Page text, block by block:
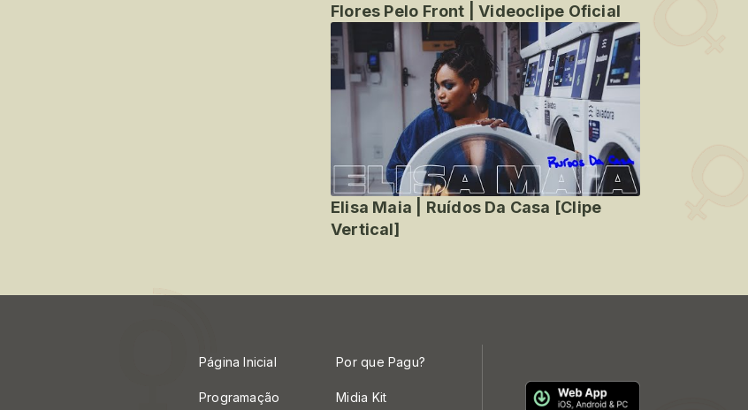
Flores Pelo Front | Videoclipe Oficial
Elisa Maia | Ruídos Da Casa [Clipe
Vertical]
Página Inicial
Programação
Por que Pagu?
Midia Kit